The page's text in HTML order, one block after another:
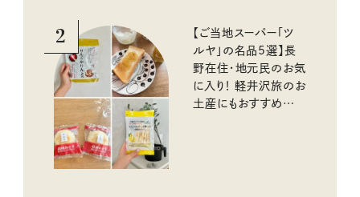
2
【ご当地スーパー「ツ
ルヤ」の名品5選】長
野在住・地元民のお気
に入り！ 軽井沢旅のお
土産にもおすすめのお